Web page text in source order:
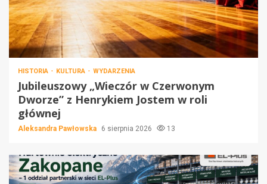
HISTORIA KULTURA WYDARZENIA
Jubileuszowy „Wieczór w Czerwonym
Dworze” z Henrykiem Jostem w roli
głównej
Aleksandra Pawłowska 6 sierpnia 2026 13